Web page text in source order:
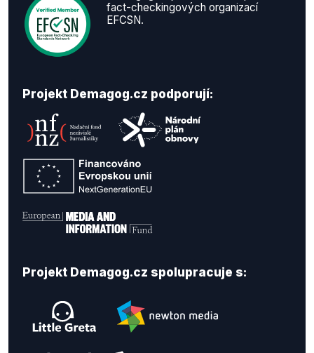
fact-checkingových organizací
EFCSN.
Projekt Demagog.cz podporují:
Projekt Demagog.cz spolupracuje s: